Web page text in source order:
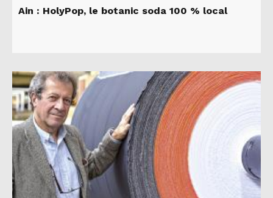
Ain : HolyPop, le botanic soda 100 % local